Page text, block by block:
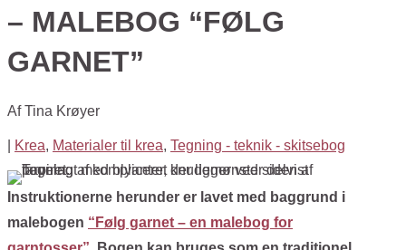
– MALEBOG “FØLG
GARNET”
AfTina Krøyer
Krea, Materialer til krea, Tegning - teknik - skitsebog
Instruktionerne herunder er lavet med baggrund i
malebogen “Følg garnet – en malebog for